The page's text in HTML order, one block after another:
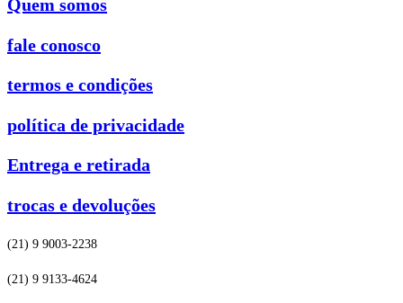
Quem somos
fale conosco
termos e condições
política de privacidade
Entrega e retirada
trocas e devoluções
(21) 9 9003-2238
(21) 9 9133-4624